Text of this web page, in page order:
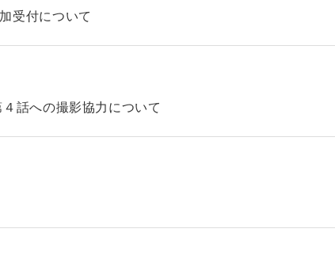
受付について
話への撮影協力について